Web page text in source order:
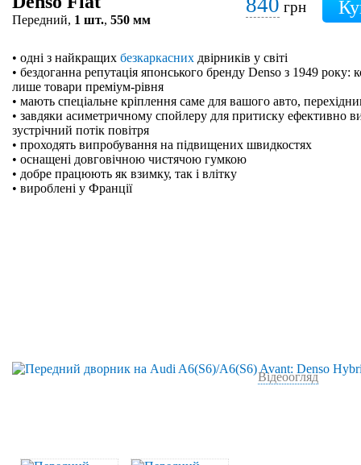
Передний, 1 шт., 550 мм
840 грн
• одні з найкращих безкаркасних двірників у світі
• бездоганна репутація японського бренду Denso з 1949 року:
лише товари преміум-рівня
• мають спеціальне кріплення саме для вашого авто,
• завдяки асиметричному спойлеру для притиску ефективно
зустрічний потік повітря
• проходять випробування на підвищених швидкостях
• оснащені довговічною чистячою гумкою
• добре працюють як взимку, так і влітку
• вироблені у Франції
Відеоогляд